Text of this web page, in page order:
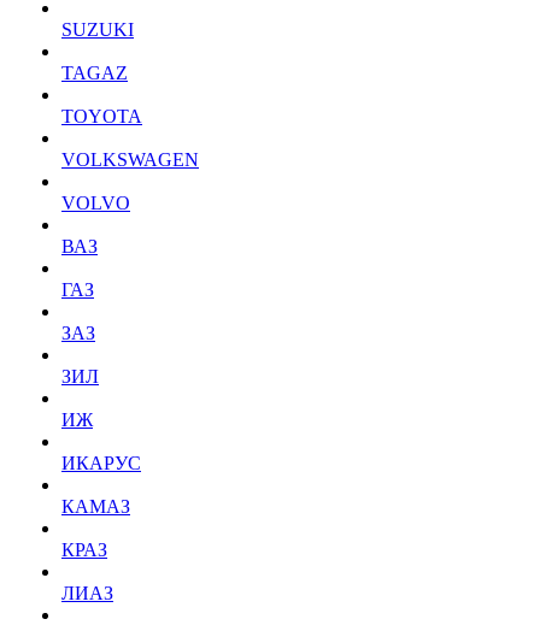
SUZUKI
TAGAZ
TOYOTA
VOLKSWAGEN
VOLVO
ВАЗ
ГАЗ
ЗАЗ
ЗИЛ
ИЖ
ИКАРУС
КАМАЗ
КРАЗ
ЛИАЗ